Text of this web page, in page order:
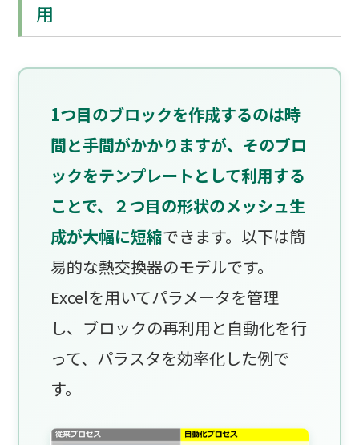
用
1つ目のブロックを作成するのは時
間と手間がかかりますが、そのブロ
ックをテンプレートとして利用する
ことで、２つ目の形状のメッシュ生
成が大幅に短縮できます。以下は簡
易的な熱交換器のモデルです。
Excelを用いてパラメータを管理
し、ブロックの再利用と自動化を行
って、パラスタを効率化した例で
す。